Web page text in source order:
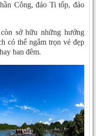
Công, đảo Ti tốp, đảo
sở hữu những hướng
có thể ngắm trọn vẻ đẹp
ban đêm.